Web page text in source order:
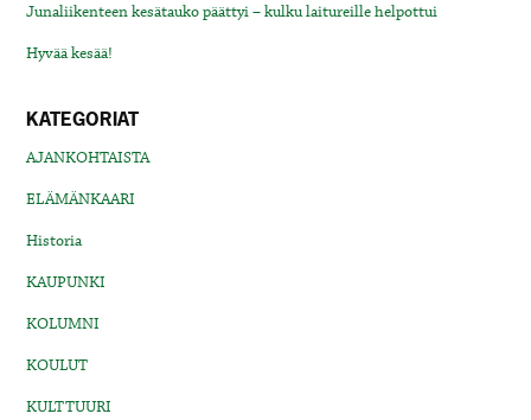
Junaliikenteen kesätauko päättyi – kulku laitureille helpottui
Hyvää kesää!
KATEGORIAT
AJANKOHTAISTA
ELÄMÄNKAARI
Historia
KAUPUNKI
KOLUMNI
KOULUT
KULTTUURI